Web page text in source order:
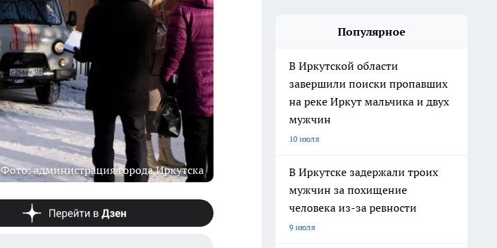
Фото: администрация города Иркутска
Популярное
В Иркутской области
завершили поиски пропавших
на реке Иркут мальчика и двух
мужчин
10 июля
В Иркутске задержали троих
мужчин за похищение
человека из-за ревности
9 июля